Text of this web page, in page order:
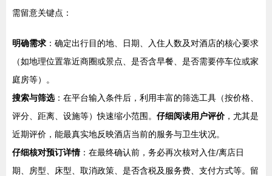
需留意关键点：
明确需求 ：确定出行目的地、日期、入住人数及对酒店的核心要求
（如地理位置靠近商圈或景点、是否含早餐、是否需要停车位或家
庭房等）。
搜索与筛选：在平台输入条件后，利用丰富的筛选工具（按价格、
评分、距离、设施等）快速缩小范围。 仔细阅读用户评价，尤其是
近期评价，能最真实地反映酒店当前的服务与卫生状况。
仔细核对预订详情：在最终确认前，务必再次核对入住/离店日
期、房型、床型、取消政策、是否含税及服务费、支付方式等。留